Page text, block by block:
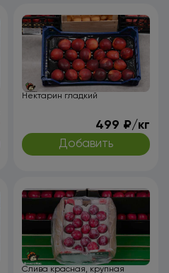
Нектарин гладкий
499 ₽/кг
Добавить
Слива красная, крупная